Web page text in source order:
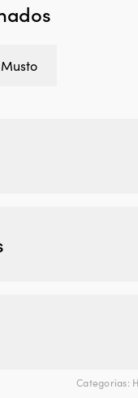
Musto
Categorias: